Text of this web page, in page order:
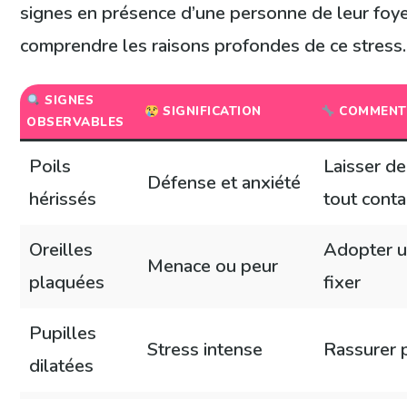
signes en présence d’une personne de leur
comprendre les raisons profondes de ce stress.
SIGNES
OBSERVABLES
SIGNIFICATION
Poils
hérissés
Défense et anxiété
Laisser
tout
Oreilles
plaquées
Menace ou peur
Adopter
fixer
Pupilles
dilatées
Stress intense Rassurer